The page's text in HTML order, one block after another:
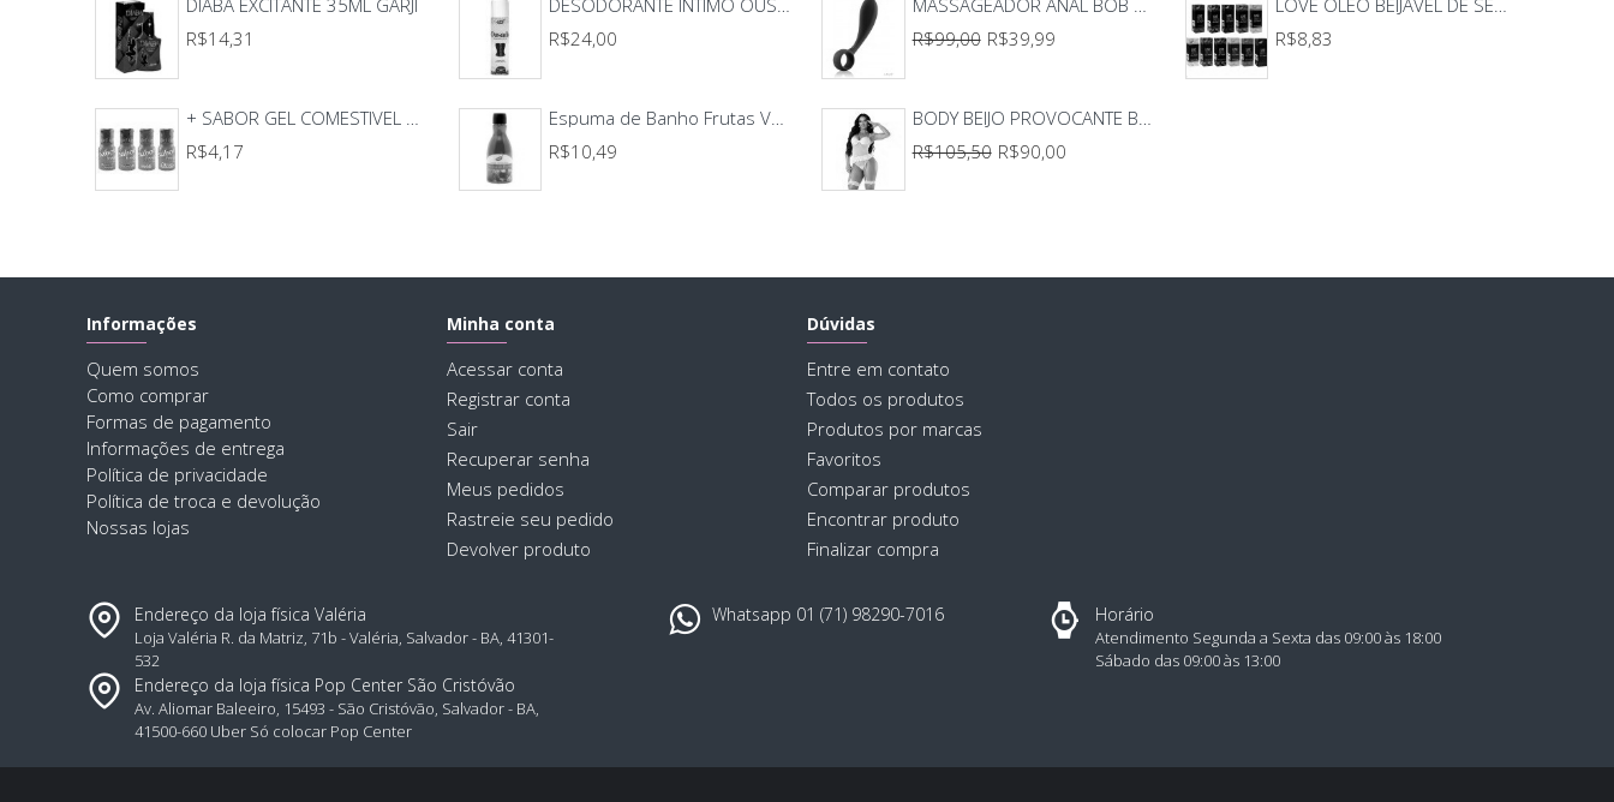
DIABA EXCITANTE 35ML GARJI
R$14,31
R$4,17
DESODORANTE INTIMO OUSADA CHILLIES
R$24,00
R$10,49
MASSAGEADOR ANAL BOB DEEP BLUE - LELO
R$39,99
R$99,00
R$90,00
R$105,50
LOVE OLEO BEIJAVEL DE SENSAÇÃO 35ML CHILLIES
R$8,83
Informações
Quem somos
Como comprar
Formas de pagamento
Informações de entrega
Política de privacidade
Política de troca e devolução
Nossas lojas
Minha conta
Acessar conta
Registrar conta
Sair
Recuperar senha
Meus pedidos
Rastreie seu pedido
Devolver produto
Dúvidas
Entre em contato
Todos os produtos
Produtos por marcas
Favoritos
Comparar produtos
Encontrar produto
Finalizar compra
Endereço da loja física Valéria
Loja Valéria R. da Matriz, 71b - Valéria, Salvador - BA, 41301-
532
Endereço da loja física Pop Center São Cristóvão
Av. Aliomar Baleeiro, 15493 - São Cristóvão, Salvador - BA,
41500-660 Uber Só colocar Pop Center
Whatsapp 01 (71) 98290-7016 Horário
Atendimento Segunda a Sexta das 09:00 às 18:00
Sábado das 09:00 às 13:00